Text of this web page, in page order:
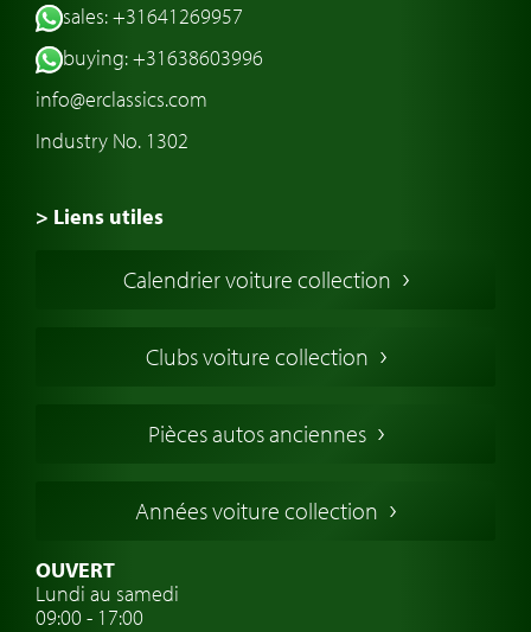
sales: +31641269957
buying: +31638603996
info@erclassics.com
Industry No. 1302
> Liens utiles
Voiture Collection Europe
Voitures Anglaises
Voitures Allemandes
Voitures Suédoises
Assurance voiture de collection
Clubs de voitures classiques
Calendrier voiture collection
Clubs voiture collection
Pièces autos anciennes
Années voiture collection
OUVERT
Lundi au samedi
09:00 - 17:00